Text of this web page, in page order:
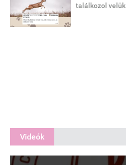
találkozol velük
Videók